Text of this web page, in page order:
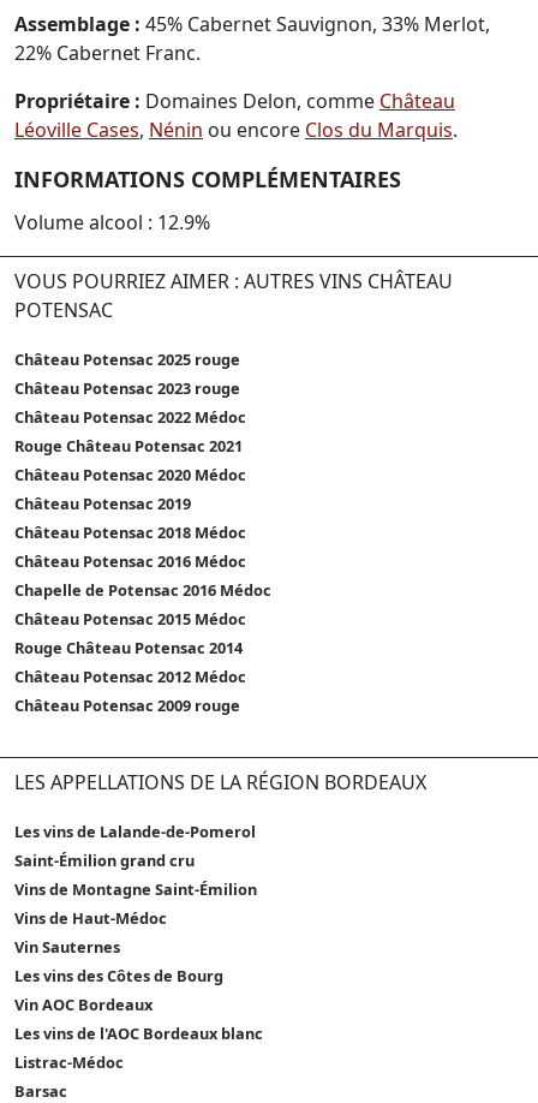
Assemblage : 45% Cabernet Sauvignon, 33% Merlot,
22% Cabernet Franc.
Propriétaire : Domaines Delon, comme Château
Léoville Cases, Nénin ou encore Clos du Marquis.
INFORMATIONS COMPLÉMENTAIRES
Volume alcool : 12.9%
VOUS POURRIEZ AIMER : AUTRES VINS CHÂTEAU
POTENSAC
Château Potensac 2025 rouge
Château Potensac 2023 rouge
Château Potensac 2022 Médoc
Rouge Château Potensac 2021
Château Potensac 2020 Médoc
Château Potensac 2019
Château Potensac 2018 Médoc
Château Potensac 2016 Médoc
Chapelle de Potensac 2016 Médoc
Château Potensac 2015 Médoc
Rouge Château Potensac 2014
Château Potensac 2012 Médoc
Château Potensac 2009 rouge
LES APPELLATIONS DE LA RÉGION BORDEAUX
Les vins de Lalande-de-Pomerol
Saint-Émilion grand cru
Vins de Montagne Saint-Émilion
Vins de Haut-Médoc
Vin Sauternes
Les vins des Côtes de Bourg
Vin AOC Bordeaux
Les vins de l'AOC Bordeaux blanc
Listrac-Médoc
Barsac